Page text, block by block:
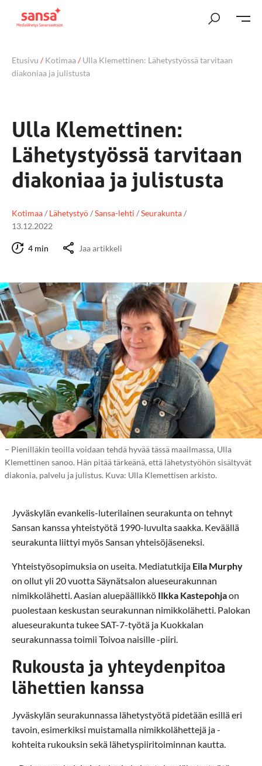
Etusivu /Kotimaa/Ulla Klemettinen: Lähetystyössä tarvitaan
diakoniaa ja julistusta
Ulla Klemettinen:
Lähetystyössä tarvitaan
diakoniaa ja julistusta
Kotimaa/ Lähetystyö/Sansa-lehti /Seurakunta/
13.12.2022
4 min Jaa artikkeli
− Pienilläkin teoilla voidaan tehdä hyvää tässä maailmassa, Ulla
Klemettinen sanoo. Hän pitää tärkeänä, että lähetystyöhön sisältyvät
diakonia, palvelu ja julistus. Kuva: Ulla Klemettisen arkisto.
Jyväskylän evankelis-luterilainen seurakunta on tehnyt
Sansan kanssa yhteistyötä 1990-luvulta saakka. Keväällä
seurakunta liittyi myös Sansan yhteisöjäseneksi.
Yhteistyösopimuksia on useita. Mediatutkija Eila Murphy
on ollut yli 20 vuotta Säynätsalon alueseurakunnan
nimikkolähetti. Aasian aluepäällikkö Ilkka Kastepohjaon
puolestaan keskustan seurakunnan nimikkolähetti. Palokan
alueseurakunta tukee SAT-7-työtä ja Kuokkalan
seurakunnassa toimii Toivoa naisille -piiri.
Rukousta ja yhteydenpitoa
lähettien kanssa
Jyväskylän seurakunnassa lähetystyötä pidetään esillä eri
tavoin, esimerkiksi muistamalla nimikkolähettejä ja -
kohteita rukouksin sekä lähetyspiiritoiminnan kautta.